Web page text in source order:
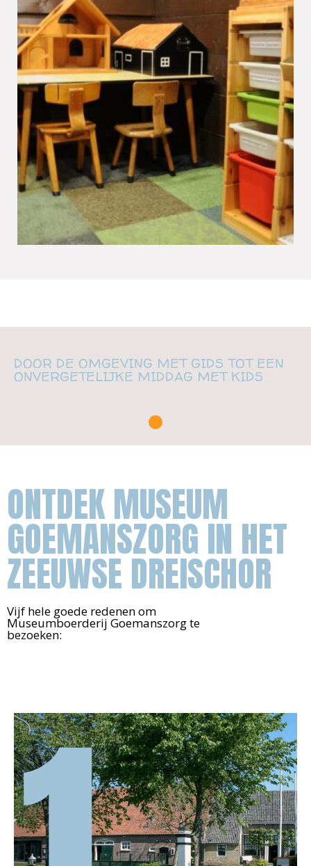
DOOR DE OMGEVING MET GIDS TOT EEN
ONVERGETELIJKE MIDDAG MET KIDS
ONTDEK MUSEUM
GOEMANSZORG IN HET
ZEEUWSE DREISCHOR
Vijf hele goede redenen om
Museumboerderij Goemanszorg te
bezoeken: